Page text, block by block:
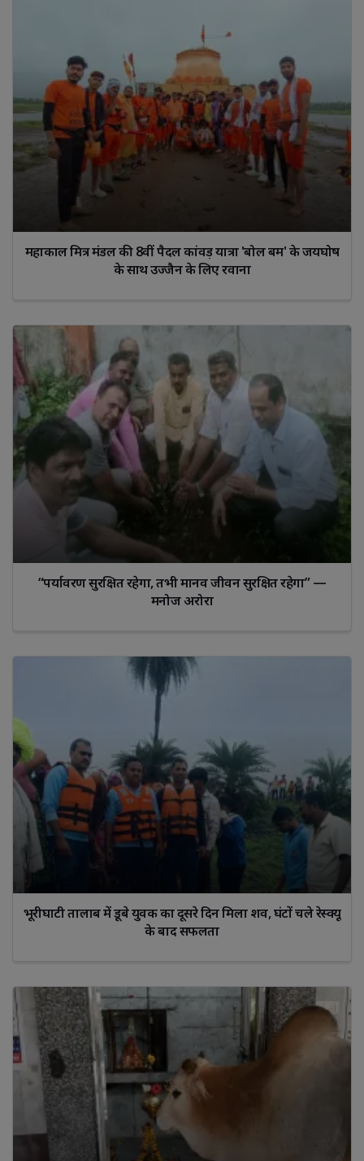
महाकाल मित्र मंडल की 8वीं पैदल कांवड़ यात्रा 'बोल बम' के जयघोष
के साथ उज्जैन के लिए रवाना
“पर्यावरण सुरक्षित रहेगा, तभी मानव जीवन सुरक्षित रहेगा” —
मनोज अरोरा
भूरीघाटी तालाब में डूबे युवक का दूसरे दिन मिला शव, घंटों चले रेस्क्यू
के बाद सफलता